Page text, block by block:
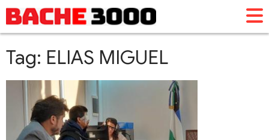
Tag: ELIAS MIGUEL